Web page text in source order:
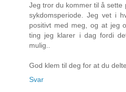
Jeg tror du kommer til å
sykdomsperiode. Jeg vet i
positivt med meg, og at jeg
ting jeg klarer i dag fordi
mulig..
God klem til deg for at du
Svar